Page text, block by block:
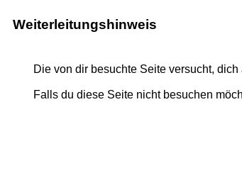
Weiterleitungshinweis
Die von dir besuchte Seite versucht, dich
Falls du diese Seite nicht besuchen